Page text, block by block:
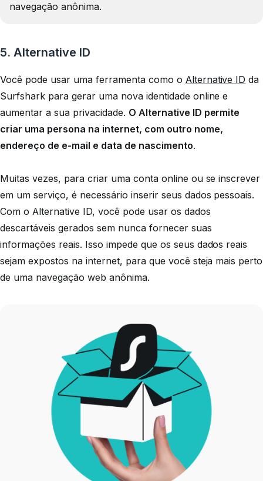
navegação anônima.
5. Alternative ID
Você pode usar uma ferramenta como o Alternative ID da
Surfshark para gerar uma nova identidade online e
aumentar a sua privacidade. O Alternative ID permite
criar uma persona na internet, com outro nome,
endereço de e-mail e data de nascimento.
Muitas vezes, para criar uma conta online ou se inscrever
em um serviço, é necessário inserir seus dados pessoais.
Com o Alternative ID, você pode usar os dados
descartáveis gerados sem nunca fornecer suas
informações reais. Isso impede que os seus dados reais
sejam expostos na internet, para que você steja mais perto
de uma navegação web anônima.